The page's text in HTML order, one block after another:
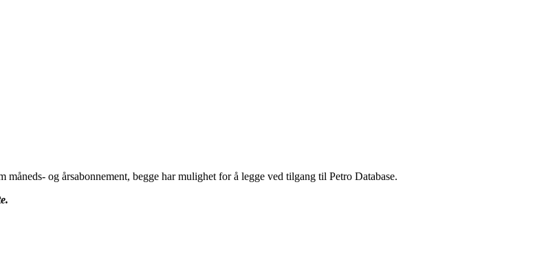
og årsabonnement, begge har mulighet for å legge ved tilgang til Petro Database.